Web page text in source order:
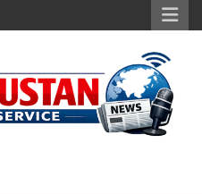
Service